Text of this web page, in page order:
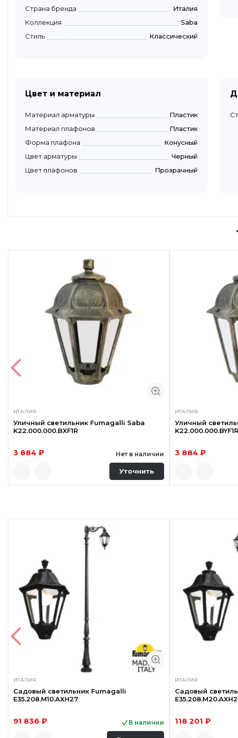
Страна бренда
Италия
Коллекция
Saba
Стиль
Классический
Цвет и материал
Материал арматуры
Пластик
Материал плафонов
Пластик
Форма плафона
Конусный
Цвет арматуры
Черный
Цвет плафонов
Прозрачный
ИТАЛИЯ
Уличный светильник Fumagalli Saba
K22.000.000.BXF1R
3 884 ₽ Нет в наличии
Уточнить
ИТАЛИЯ
Уличный
K22.000.000.BYF1R
3 884 ₽
ИТАЛИЯ
Садовый светильник Fumagalli
E35.208.M10.AXH27
91 836 ₽ В наличии
ИТАЛИЯ
Садовый
118 201 ₽